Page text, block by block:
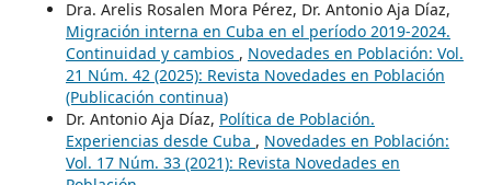
Dra. Arelis Rosalen Mora Pérez, Dr. Antonio Aja Díaz,
Migración interna en Cuba en el período 2019-2024.
Continuidad y cambios , Novedades en Población: Vol.
21 Núm. 42 (2025): Revista Novedades en Población
(Publicación continua)
Dr. Antonio Aja Díaz, Política de Población.
Experiencias desde Cuba , Novedades en Población:
Vol. 17 Núm. 33 (2021): Revista Novedades en